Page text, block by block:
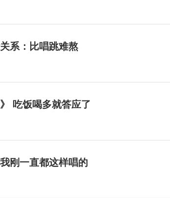
系：比唱跳难熬
吃饭喝多就答应了
刚一直都这样唱的